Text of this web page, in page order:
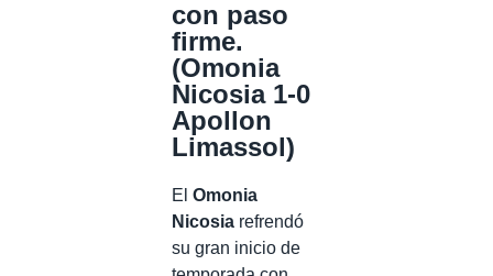
con paso
firme.
(Omonia
Nicosia 1-0
Apollon
Limassol)
El Omonia
Nicosia refrendó
su gran inicio de